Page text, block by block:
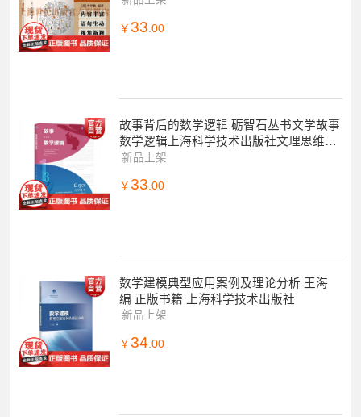
￥ 33 .00
故事背后的数学逻辑 砺智石丛书文学故事
数学逻辑上海科学技术出版社文理思维佳
作数学科普读物
新品上架
￥ 33.00
数学建模典型应用案例及理论分析 王海
编 正版书籍 上海科学技术出版社
新品上架
￥ 34.00